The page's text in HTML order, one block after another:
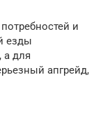
и
езды
а для
апгрейд,